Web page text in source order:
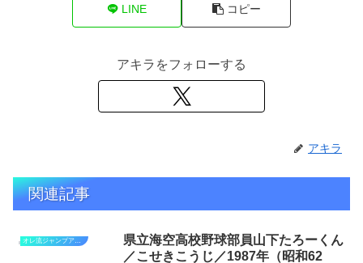
LINE コピー
アキラをフォローする
アキラ
関連記事
県立海空高校野球部員山下たろーくん
／こせきこうじ／1987年（昭和62